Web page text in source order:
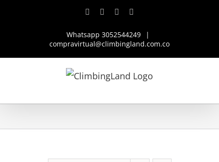
FacebookInstagramYouTube
Whatsapp 3052544249
|
compravirtual@climbingland.com.co